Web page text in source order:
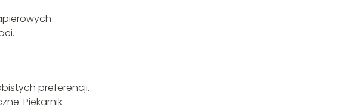
preferencji.
Piekarnik